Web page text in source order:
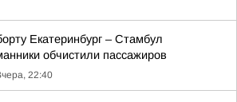
Екатеринбург – Стамбул
обчистили пассажиров
22:40